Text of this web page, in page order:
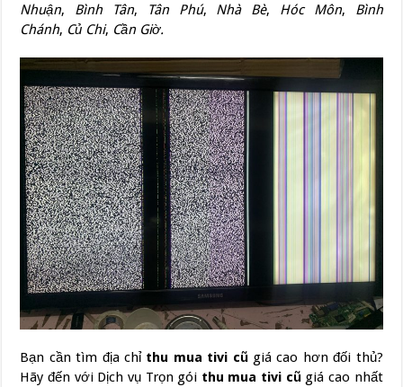
Nhuận, Bình Tân, Tân Phú, Nhà Bè, Hóc Môn, Bình
Chánh, Củ Chi, Cần Giờ.
Bạn cần tìm địa chỉ thu mua tivi cũgiá cao hơn đối thủ?
Hãy đến với Dịch vụ Trọn gói thu mua tivi cũgiá cao nhất